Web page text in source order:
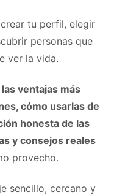
tu perfil, elegir
personas que
ver la vida.
las ventajas más
cómo usarlas de
honesta de las
y consejos reales
provecho.
sencillo, cercano y